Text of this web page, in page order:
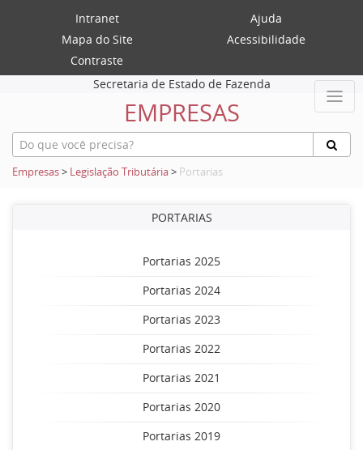
Intranet
Ajuda
Mapa do Site
Acessibilidade
Contraste
Secretaria de Estado de Fazenda
EMPRESAS
Empresas> Legislação Tributária> Portarias
PORTARIAS
Portarias 2025
Portarias 2024
Portarias 2023
Portarias 2022
Portarias 2021
Portarias 2020
Portarias 2019